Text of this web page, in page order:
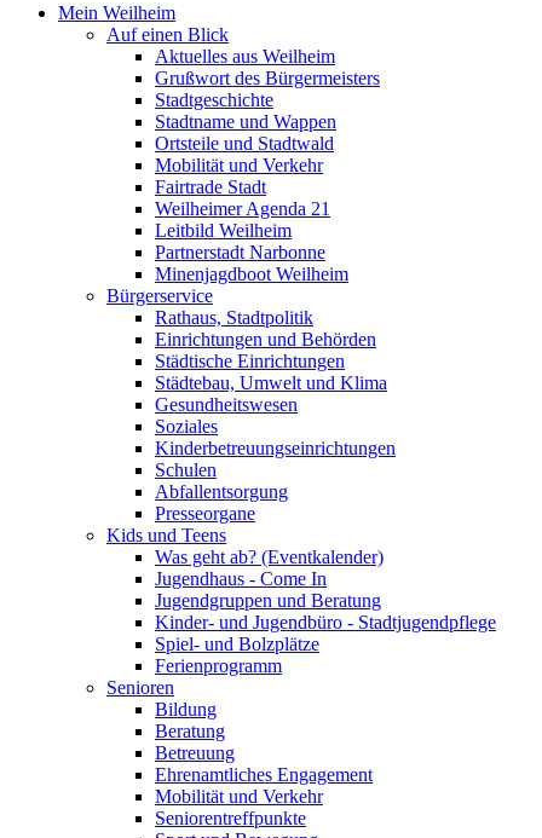
Mein Weilheim
Auf einen Blick
Aktuelles aus Weilheim
Grußwort des Bürgermeisters
Stadtgeschichte
Stadtname und Wappen
Ortsteile und Stadtwald
Mobilität und Verkehr
Fairtrade Stadt
Weilheimer Agenda 21
Leitbild Weilheim
Partnerstadt Narbonne
Minenjagdboot Weilheim
Bürgerservice
Rathaus, Stadtpolitik
Einrichtungen und Behörden
Städtische Einrichtungen
Städtebau, Umwelt und Klima
Gesundheitswesen
Soziales
Kinderbetreuungseinrichtungen
Schulen
Abfallentsorgung
Presseorgane
Kids und Teens
Was geht ab? (Eventkalender)
Jugendhaus - Come In
Jugendgruppen und Beratung
Kinder- und Jugendbüro - Stadtjugendpflege
Spiel- und Bolzplätze
Ferienprogramm
Senioren
Bildung
Beratung
Betreuung
Ehrenamtliches Engagement
Mobilität und Verkehr
Seniorentreffpunkte